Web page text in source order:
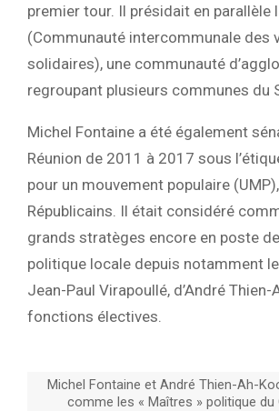
premier tour. Il présidait en parallèle
(Communauté intercommunale des
solidaires), une communauté
regroupant plusieurs communes du
Michel Fontaine a été également
Réunion de 2011 à 2017 sous
pour un mouvement populaire
Républicains. Il était considéré
grands stratèges encore en poste
politique locale depuis notamment
Jean-Paul Virapoullé, d’André Thien-
fonctions électives.
Michel Fontaine et André Thien-Ah-
comme les « Maîtres » politique du